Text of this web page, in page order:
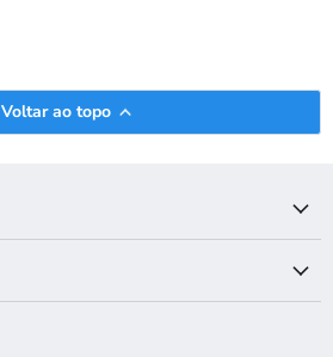
Voltar ao topo